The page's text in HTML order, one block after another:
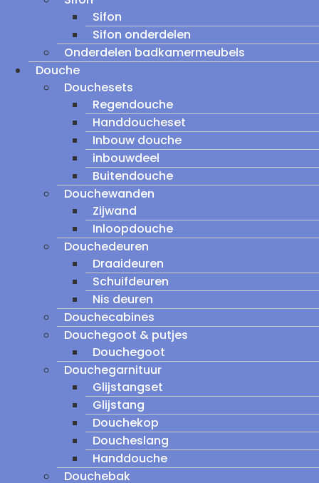
Sifon
Sifon onderdelen
Onderdelen badkamermeubels
Douche
Douchesets
Regendouche
Handdoucheset
Inbouw douche
inbouwdeel
Buitendouche
Douchewanden
Zijwand
Inloopdouche
Douchedeuren
Draaideuren
Schuifdeuren
Nis deuren
Douchecabines
Douchegoot & putjes
Douchegoot
Douchegarnituur
Glijstangset
Glijstang
Douchekop
Doucheslang
Handdouche
Douchebak